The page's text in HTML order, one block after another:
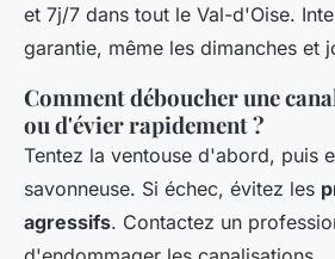
et 7j/7 dans tout le Val-d'Oise.
garantie, même les dimanches et
Comment déboucher une
ou d'évier rapidement ?
Tentez la ventouse d'abord, puis
savonneuse. Si échec, évitez les
agressifs. Contactez un